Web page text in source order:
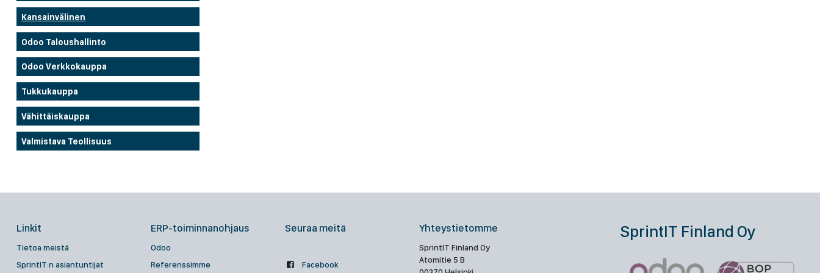
Kansainvälinen
Odoo Taloushallinto
Odoo Verkkokauppa
Tukkukauppa
Vähittäiskauppa
Valmistava Teollisuus
Linkit
Tietoa meistä
SprintIT:n asiantuntijat
ERP-toiminnanohjaus
Odoo
Referenssimme
Seuraa meitä
Facebook
Yhteystietomme
SprintIT Finland Oy
Atomitie 5 B
SprintIT Finland Oy